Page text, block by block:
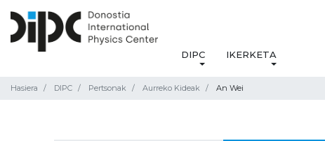
DIPC IKERKETA
Hasiera DIPC Pertsonak Aurreko Kideak An Wei